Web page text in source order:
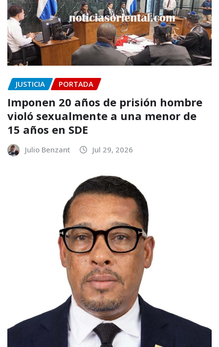
JUSTICIA PORTADA
Imponen 20 años de prisión hombre
violó sexualmente a una menor de
15 años en SDE
Julio Benzant Jul 29, 2026